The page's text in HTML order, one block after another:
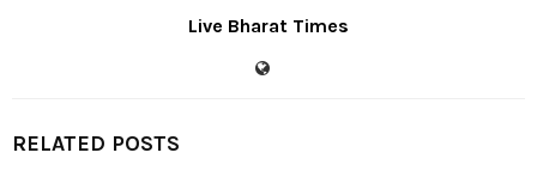
Live Bharat Times
RELATED POSTS